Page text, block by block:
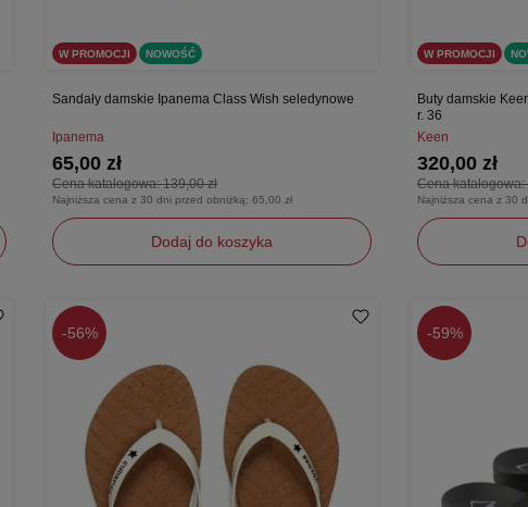
W PROMOCJI NOWOŚĆ
Sandały damskie Ipanema Class Wish seledynowe
Ipanema
Cena katalogowa:139,00 zł
65,00 zł
Najniższa cena z 30 dni przed obniżką: 65,00 zł
Dodaj do koszyka
37
W PROMOCJI
Buty damskie
r. 36
Keen
Cena katalogowa:
320,00 zł
Najniższa cena z 30
36
-56% -59%